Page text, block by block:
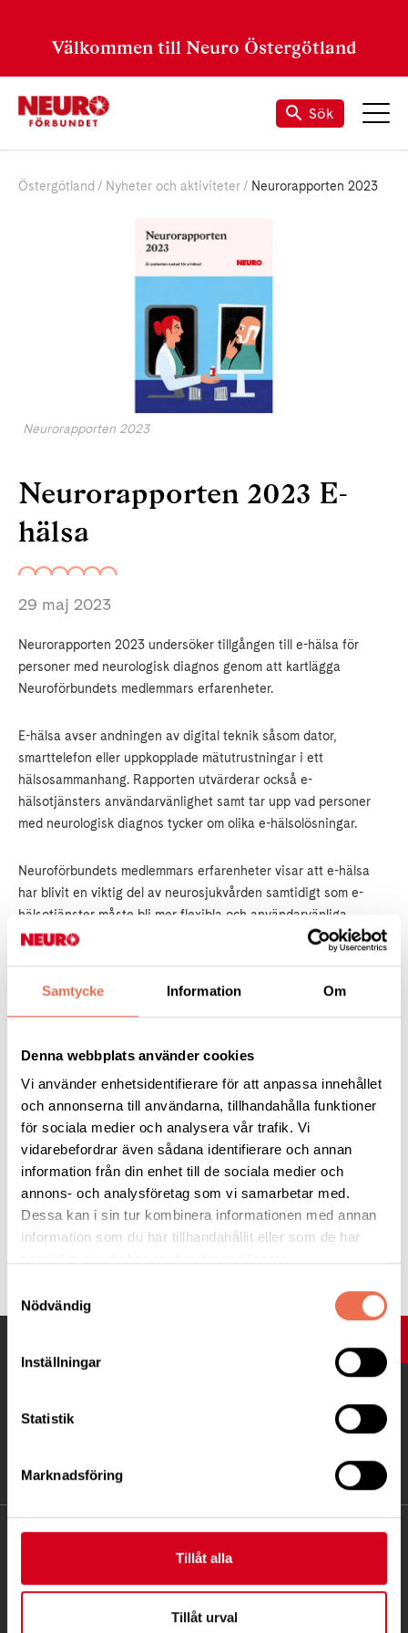
Samtycke Information Om
Denna webbplats använder cookies
Vi använder enhetsidentifierare för att anpassa innehållet
och annonserna till användarna, tillhandahålla funktioner
för sociala medier och analysera vår trafik. Vi
vidarebefordrar även sådana identifierare och annan
information från din enhet till de sociala medier och
annons- och analysföretag som vi samarbetar med.
Dessa kan i sin tur kombinera informationen med annan
information som du har tillhandahållit eller som de har
Nödvändig
Inställningar
Statistik
Marknadsföring
Tillåt alla
Tillåt urval
Välkommen till Neuro Östergötland
Sök
Östergötland Nyheter och aktiviteter Neurorapporten 2023
Neurorapporten 2023
Neurorapporten 2023 E-
hälsa
29 maj 2023
Neurorapporten 2023 undersöker tillgången till e-hälsa för
personer med neurologisk diagnos genom att kartlägga
Neuroförbundets medlemmars erfarenheter.
E-hälsa avser andningen av digital teknik såsom dator,
smarttelefon eller uppkopplade mätutrustningar i ett
hälsosammanhang. Rapporten utvärderar också e-
hälsotjänsters användarvänlighet samt tar upp vad personer
med neurologisk diagnos tycker om olika e-hälsolösningar.
Neuroförbundets medlemmars erfarenheter visar att e-hälsa
har blivit en viktig del av neurosjukvården samtidigt som e-
hälsotjänster måste bli mer flexibla och användarvänliga.
Dessutom bör vården bemöta patienternas behov och erbjuda
Neurorapporten 2023 E Hälsa (1)
KONTAKT
Besöksadress:
Ågatan 12 C, 172 62 Sundbyberg